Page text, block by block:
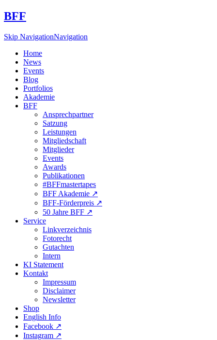
BFF
Skip NavigationNavigation
Home
News
Events
Blog
Portfolios
Akademie
BFF
Ansprechpartner
Satzung
Leistungen
Mitgliedschaft
Mitglieder
Events
Awards
Publikationen
#BFFmastertapes
BFF Akademie ↗︎
BFF-Förderpreis ↗︎
50 Jahre BFF ↗︎
Service
Linkverzeichnis
Fotorecht
Gutachten
Intern
KI Statement
Kontakt
Impressum
Disclaimer
Newsletter
Shop
English Info
Facebook ↗︎
Instagram ↗︎